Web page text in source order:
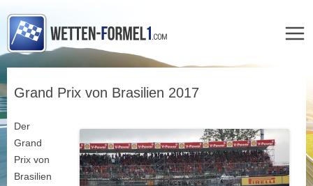
springen
Grand Prix von Brasilien 2017
Der
Grand
Prix von
Brasilien